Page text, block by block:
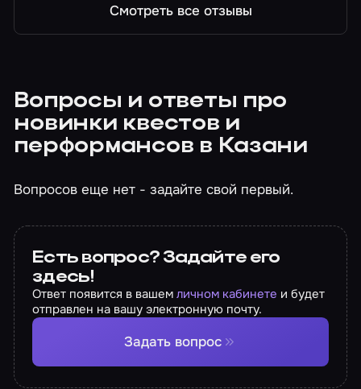
Смотреть все отзывы
Вопросы и ответы про
новинки квестов и
перформансов в Казани
Вопросов еще нет - задайте свой первый.
Есть вопрос? Задайте его
здесь!
Ответ появится в вашемличном кабинете и будет
отправлен на вашу электронную почту.
Задать вопрос